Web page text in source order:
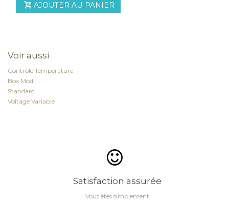
AJOUTER AU PANIER
Voir aussi
Contrôle Température
Box Mod
Standard
Voltage Variable
Satisfaction assurée
Vous êtes simplement